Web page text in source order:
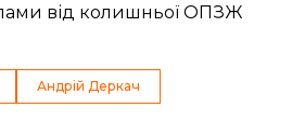
від колишньої ОПЗЖ
Андрій Деркач